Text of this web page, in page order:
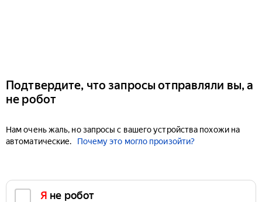
Подтвердите, что запросы отправляли вы, а
не робот
Нам очень жаль, но запросы с вашего устройства похожи на
автоматические.
Почему это могло произойти?
Я не робот